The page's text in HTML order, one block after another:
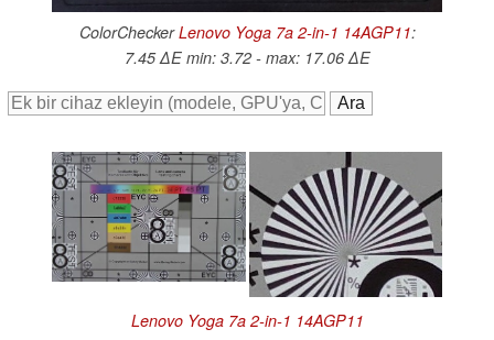
ColorCheckerLenovo Yoga 7a 2-in-1 14AGP11:
7.45 ∆E min: 3.72 - max: 17.06 ∆E
Lenovo Yoga 7a 2-in-1 14AGP11